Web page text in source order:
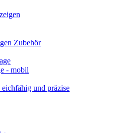
Zubehör
- mobil
und präzise